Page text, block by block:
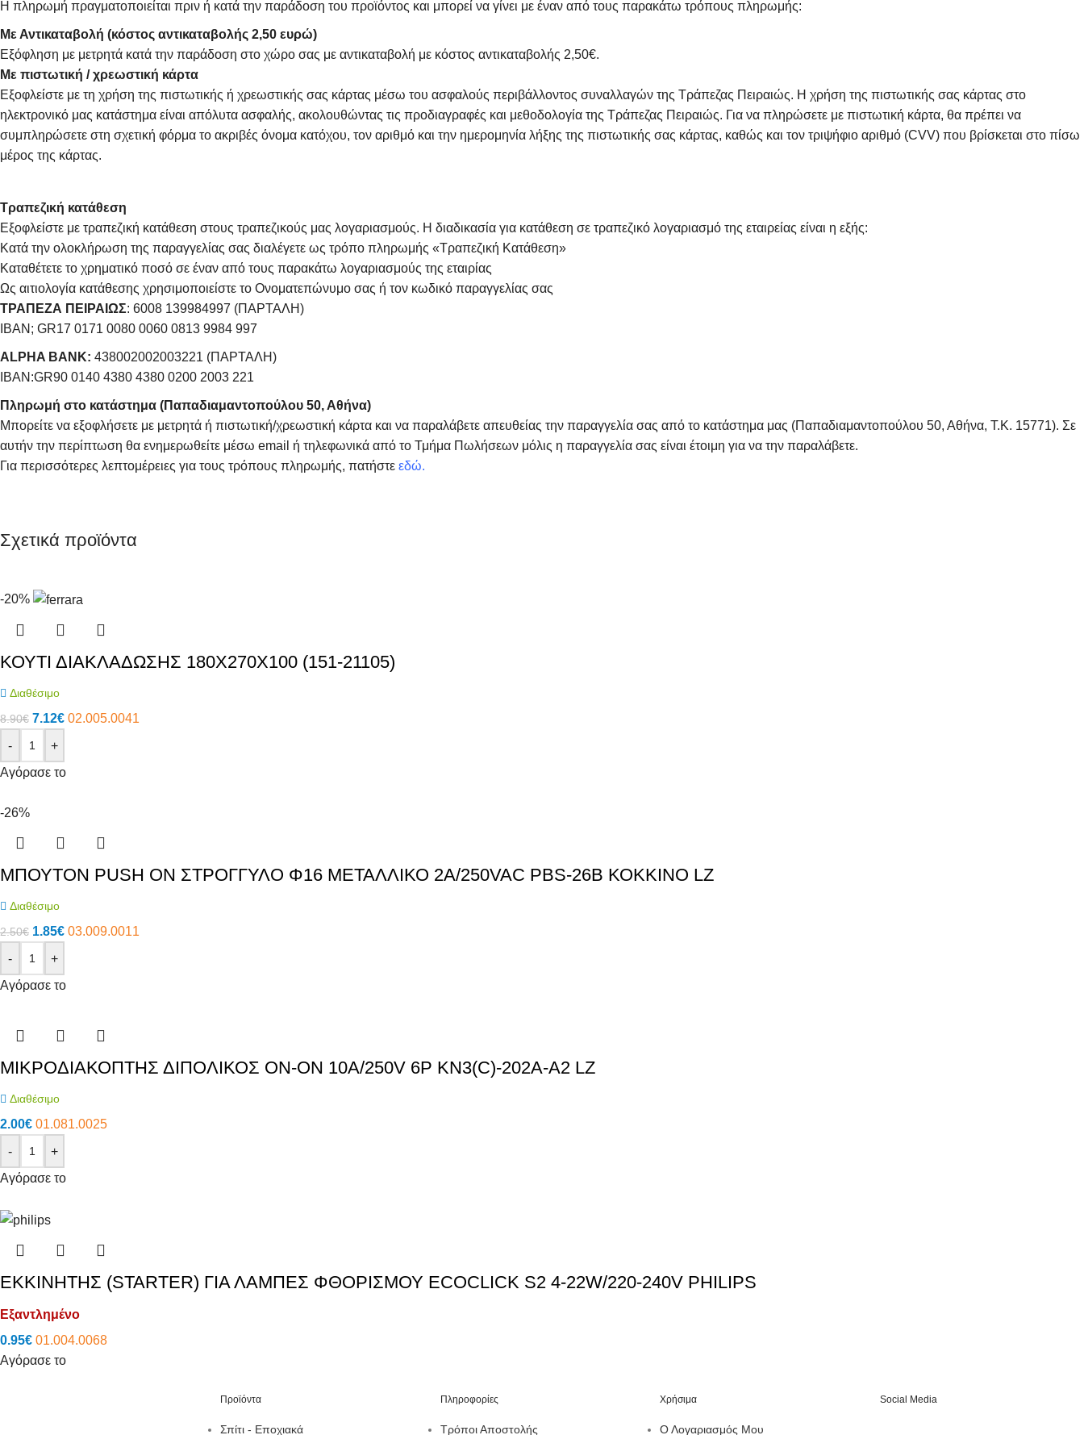
Η πληρωμή πραγματοποιείται πριν ή κατά την παράδοση του προϊόντος και μπορεί να γίνει με έναν από τους παρακάτω τρόπους πληρωμής:
Με Αντικαταβολή (κόστος αντικαταβολής 2,50 ευρώ)
Εξόφληση με μετρητά κατά την παράδοση στο χώρο σας με αντικαταβολή με κόστος αντικαταβολής 2,50€.
Με πιστωτική / χρεωστική κάρτα
Εξοφλείστε με τη χρήση της πιστωτικής ή χρεωστικής σας κάρτας μέσω του ασφαλούς περιβάλλοντος συναλλαγών της Τράπεζας Πειραιώς. Η χρήση της πιστωτικής σας κάρτας στο
ηλεκτρονικό μας κατάστημα είναι απόλυτα ασφαλής, ακολουθώντας τις προδιαγραφές και μεθοδολογία της Τράπεζας Πειραιώς. Για να πληρώσετε με πιστωτική κάρτα, θα πρέπει να
συμπληρώσετε στη σχετική φόρμα το ακριβές όνομα κατόχου, τον αριθμό και την ημερομηνία λήξης της πιστωτικής σας κάρτας, καθώς και τον τριψήφιο αριθμό (CVV) που βρίσκεται στο πίσω
μέρος της κάρτας.
Τραπεζική κατάθεση
Εξοφλείστε με τραπεζική κατάθεση στους τραπεζικούς μας λογαριασμούς. Η διαδικασία για κατάθεση σε τραπεζικό λογαριασμό της εταιρείας είναι η εξής:
Κατά την ολοκλήρωση της παραγγελίας σας διαλέγετε ως τρόπο πληρωμής «Τραπεζική Κατάθεση»
Καταθέτετε το χρηματικό ποσό σε έναν από τους παρακάτω λογαριασμούς της εταιρίας
Ως αιτιολογία κατάθεσης χρησιμοποιείστε το Ονοματεπώνυμο σας ή τον κωδικό παραγγελίας σας
ΤΡΑΠΕΖΑ ΠΕΙΡΑΙΩΣ: 6008 139984997 (ΠΑΡΤΑΛΗ)
IBAN; GR17 0171 0080 0060 0813 9984 997
ALPHA BANK: 438002002003221 (ΠΑΡΤΑΛΗ)
IBAN:GR90 0140 4380 4380 0200 2003 221
Πληρωμή στο κατάστημα (Παπαδιαμαντοπούλου 50, Αθήνα)
Μπορείτε να εξοφλήσετε με μετρητά ή πιστωτική/χρεωστική κάρτα και να παραλάβετε απευθείας την παραγγελία σας από το κατάστημα μας (Παπαδιαμαντοπούλου 50, Αθήνα, Τ.Κ. 15771). Σε
αυτήν την περίπτωση θα ενημερωθείτε μέσω email ή τηλεφωνικά από το Τμήμα Πωλήσεων μόλις η παραγγελία σας είναι έτοιμη για να την παραλάβετε.
Για περισσότερες λεπτομέρειες για τους τρόπους πληρωμής, πατήστε εδώ.
Σχετικά προϊόντα
-20%
ΚΟΥΤΙ ΔΙΑΚΛΑΔΩΣΗΣ 180Χ270Χ100 (151-21105)
Διαθέσιμο
8.90€ 7.12€ 02.005.0041
-
+
Αγόρασε το
-26%
ΜΠΟΥΤΟΝ PUSH ON ΣΤΡΟΓΓΥΛΟ Φ16 ΜΕΤΑΛΛΙΚΟ 2A/250VAC PBS-26B ΚΟΚΚΙΝΟ LZ
Διαθέσιμο
2.50€ 1.85€ 03.009.0011
-
+
Αγόρασε το
ΜΙΚΡΟΔΙΑΚΟΠΤΗΣ ΔΙΠΟΛΙΚΟΣ ON-ON 10A/250V 6P KN3(C)-202A-A2 LZ
Διαθέσιμο
2.00€ 01.081.0025
-
+
Αγόρασε το
ΕΚΚΙΝΗΤΗΣ (STARTER) ΓΙΑ ΛΑΜΠΕΣ ΦΘΟΡΙΣΜΟΥ ECOCLICK S2 4-22W/220-240V PHILIPS
Εξαντλημένο
0.95€ 01.004.0068
Αγόρασε το
Προϊόντα
Σπίτι - Εποχιακά
Πληροφορίες
Τρόποι Αποστολής
Χρήσιμα
Ο Λογαριασμός Μου
Social Media